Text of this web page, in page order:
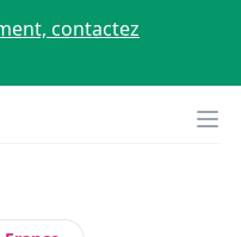
contactez